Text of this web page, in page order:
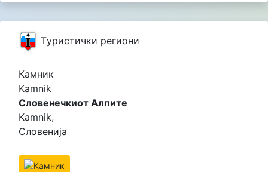
Tуристички региони
Камник
Kamnik
Словенечкиот Алпите
Kamnik,
Словенија